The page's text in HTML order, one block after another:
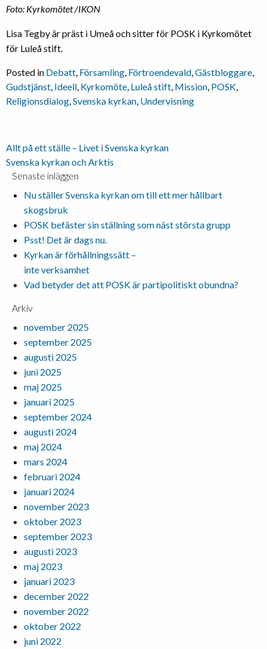
Foto: Kyrkomötet /IKON
Lisa Tegby är präst i Umeå och sitter för POSK i Kyrkomötet
för Luleå stift.
Posted in Debatt, Församling, Förtroendevald,Gästbloggare,
Gudstjänst, Ideell, Kyrkomöte, Luleå stift, Mission, POSK,
Religionsdialog,Svenska kyrkan, Undervisning
Inläggsnavigering
Allt på ett ställe – Livet i Svenska kyrkan
Svenska kyrkan och Arktis
Senaste inläggen
Nu ställer Svenska kyrkan om till ett mer hållbart
skogsbruk
POSK befäster sin ställning som näst största grupp
Psst! Det är dags nu.
Kyrkan är förhållningssätt –
inte verksamhet
Vad betyder det att POSK är partipolitiskt obundna?
Arkiv
november 2025
september 2025
augusti 2025
juni 2025
maj 2025
januari 2025
september 2024
augusti 2024
maj 2024
mars 2024
februari 2024
januari 2024
november 2023
oktober 2023
september 2023
augusti 2023
maj 2023
januari 2023
december 2022
november 2022
oktober 2022
juni 2022